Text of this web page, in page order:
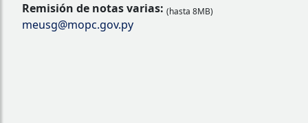
Remisión de notas varias: (hasta 8MB)
meusg@mopc.gov.py